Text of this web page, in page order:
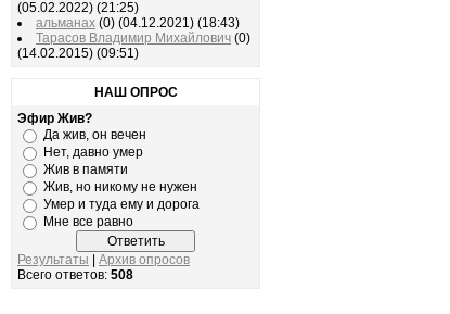
(05.02.2022) (21:25)
альманах (0) (04.12.2021) (18:43)
Тарасов Владимир Михайлович (0)
(14.02.2015) (09:51)
НАШ ОПРОС
Эфир Жив?
Да жив, он вечен
Нет, давно умер
Жив в памяти
Жив, но никому не нужен
Умер и туда ему и дорога
Мне все равно
Результаты
Архив опросов
Всего ответов: 508